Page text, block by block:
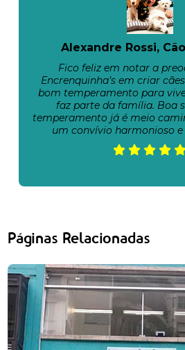
Alexandre Rossi,
Fico feliz em notar a
Encrenquinha’s em criar
bom temperamento para
faz parte da família. Boa
temperamento já é meio
um convívio harmonioso e
Páginas Relacionadas